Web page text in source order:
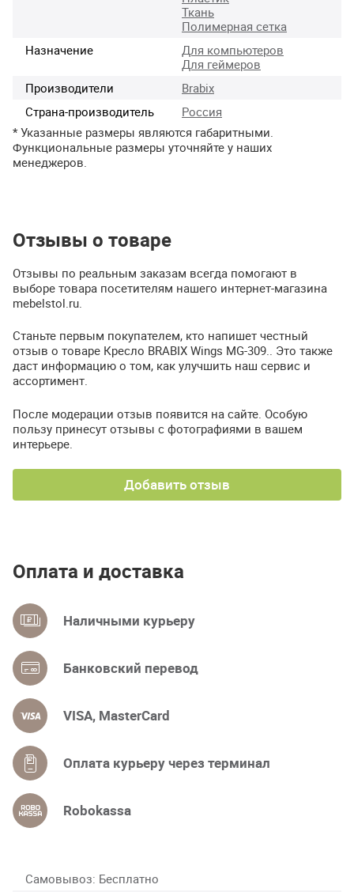
Ткань
Полимерная сетка
Назначение
Для компьютеров
Для геймеров
Производители
Brabix
Страна-производитель
Россия
* Указанные размеры являются габаритными.
Функциональные размеры уточняйте у наших
менеджеров.
Отзывы о товаре
Отзывы по реальным заказам всегда помогают в
выборе товара посетителям нашего интернет-магазина
mebelstol.ru.
Станьте первым покупателем, кто напишет честный
отзыв о товаре Кресло BRABIX Wings MG-309.. Это также
даст информацию о том, как улучшить наш сервис и
ассортимент.
После модерации отзыв появится на сайте. Особую
пользу принесут отзывы с фотографиями в вашем
интерьере.
Добавить отзыв
Оплата и доставка
Наличными курьеру
Банковский перевод
VISA, MasterCard
Оплата курьеру через терминал
Robokassa
Самовывоз Бесплатно